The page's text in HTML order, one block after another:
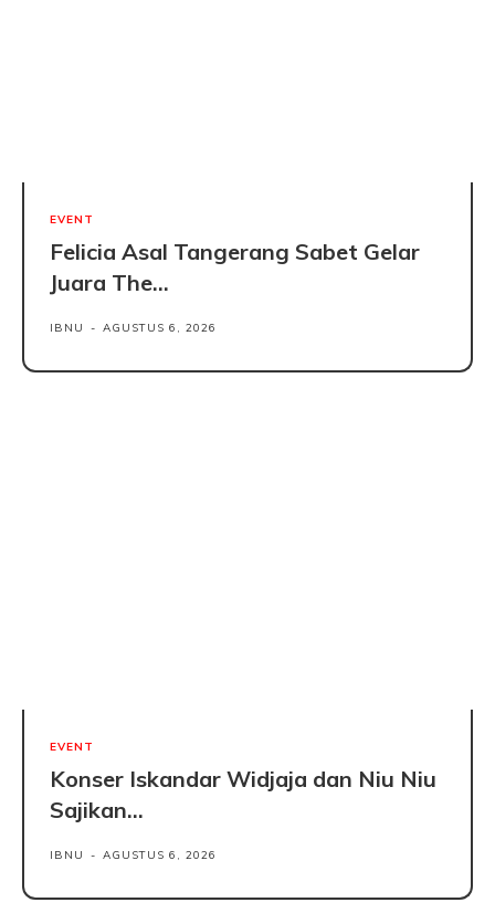
EVENT
Felicia Asal Tangerang Sabet Gelar
Juara The...
IBNU - AGUSTUS 6, 2026
EVENT
Konser Iskandar Widjaja dan Niu Niu
Sajikan...
IBNU - AGUSTUS 6, 2026